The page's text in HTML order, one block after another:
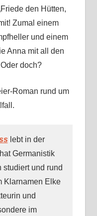
den Hütten,
Zumal einem
und einem
Anna mit all den
doch?
Roman rund um
lebt in der
Germanistik
und rund
Klarnamen Elke
und
im